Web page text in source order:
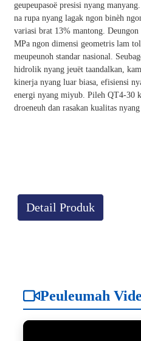
geupeupasoë presisi nyang
na rupa nyang lagak ngon binèh
variasi brat 13% mantong.
MPa ngon dimensi geometris lam
meupeunoh standar nasional.
hidrolik nyang jeuët taandalkan,
kinerja nyang luar biasa, efisiensi
energi nyang miyub. Pileh QT4-30
droeneuh dan rasakan kualitas
Detail Produk
Peuleumah